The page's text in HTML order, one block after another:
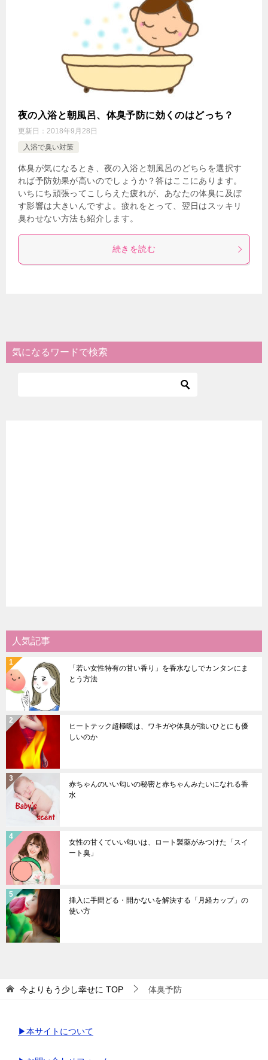
夜の入浴と朝風呂、体臭予防に効くのはどっち？
更新日： 2018年9月28日
入浴で臭い対策
体臭が気になるとき、夜の入浴と朝風呂のどちらを選択す
れば予防効果が高いのでしょうか？答はここにあります。
いちにち頑張ってこしらえた疲れが、あなたの体臭に及ぼ
す影響は大きいんですよ。疲れをとって、翌日はスッキリ
臭わせない方法も紹介します。
続きを読む
気になるワードで検索
人気記事
「若い女性特有の甘い香り」を香水なしでカンタンにま
とう方法
ヒートテック超極暖は、ワキガや体臭が強いひとにも優
しいのか
赤ちゃんのいい匂いの秘密と赤ちゃんみたいになれる香
水
女性の甘くていい匂いは、ロート製薬がみつけた「スイ
ート臭」
挿入に手間どる・開かないを解決する「月経カップ」の
使い方
今よりもう少し幸せに TOP 体臭予防
▶本サイトについて